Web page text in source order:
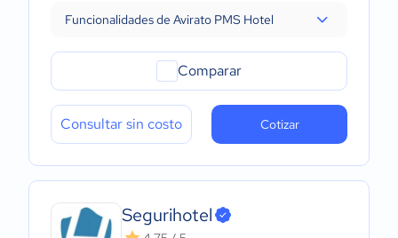
Funcionalidades de Avirato PMS Hotel
Comparar
Consultar sin costo Cotizar
Segurihotel